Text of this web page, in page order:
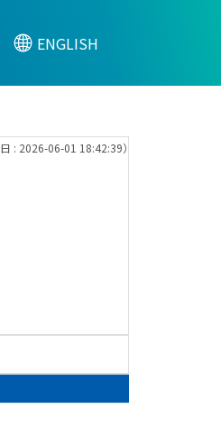
ENGLISH
日 : 2026-06-01 18:42:39）